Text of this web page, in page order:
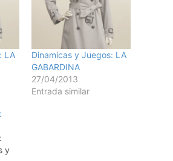
LA
Dinamicas y Juegos: LA
GABARDINA
27/04/2013
Entrada similar
y